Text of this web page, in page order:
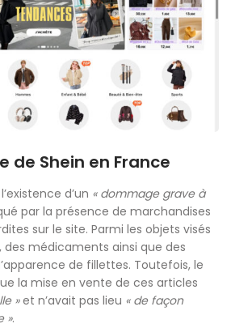
de Shein en France
d’un « dommage grave à
par la présence de marchandises
sur le site. Parmi les objets visés
médicaments ainsi que des
de fillettes. Toutefois, le
la mise en vente de ces articles
»et n’avait pas lieu « de façon
».